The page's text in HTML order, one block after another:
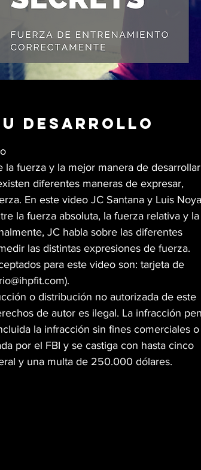
desarrollo
la fuerza y la mejor manera de
diferentes maneras de expresar,
En este video JC Santana y Luis Noya
la fuerza absoluta, la fuerza relativa y la
JC habla sobre las diferentes
las distintas expresiones de fuerza.
para este video son: tarjeta de
o distribución no autorizada de este
de autor es ilegal. La infracción
la infracción sin fines comerciales o
por el FBI y se castiga con hasta cinco
y una multa de 250.000 dólares.